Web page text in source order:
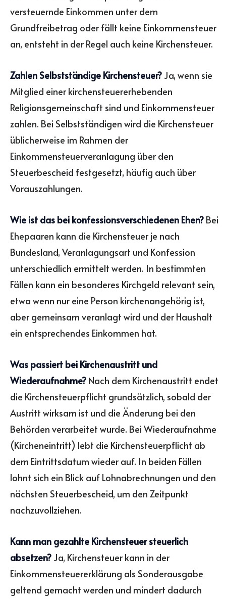
versteuernde Einkommen unter dem
Grundfreibetrag oder fällt keine Einkommensteuer
an, entsteht in der Regel auch keine Kirchensteuer.
Zahlen Selbstständige Kirchensteuer? Ja, wenn sie
Mitglied einer kirchensteuererhebenden
Religionsgemeinschaft sind und Einkommensteuer
zahlen. Bei Selbstständigen wird die Kirchensteuer
üblicherweise im Rahmen der
Einkommensteuerveranlagung über den
Steuerbescheid festgesetzt, häufig auch über
Vorauszahlungen.
Wie ist das bei konfessionsverschiedenen Ehen? Bei
Ehepaaren kann die Kirchensteuer je nach
Bundesland, Veranlagungsart und Konfession
unterschiedlich ermittelt werden. In bestimmten
Fällen kann ein besonderes Kirchgeld relevant sein,
etwa wenn nur eine Person kirchenangehörig ist,
aber gemeinsam veranlagt wird und der Haushalt
ein entsprechendes Einkommen hat.
Was passiert bei Kirchenaustritt und
Wiederaufnahme? Nach dem Kirchenaustritt endet
die Kirchensteuerpflicht grundsätzlich, sobald der
Austritt wirksam ist und die Änderung bei den
Behörden verarbeitet wurde. Bei Wiederaufnahme
(Kircheneintritt) lebt die Kirchensteuerpflicht ab
dem Eintrittsdatum wieder auf. In beiden Fällen
lohnt sich ein Blick auf Lohnabrechnungen und den
nächsten Steuerbescheid, um den Zeitpunkt
nachzuvollziehen.
Kann man gezahlte Kirchensteuer steuerlich
absetzen? Ja, Kirchensteuer kann in der
Einkommensteuererklärung als Sonderausgabe
geltend gemacht werden und mindert dadurch